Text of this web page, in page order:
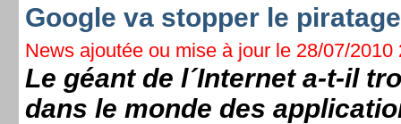
Google va stopper le
News ajoutée ou mise à jour le 28/07/2010
Le géant de l´Internet a-t-il
dans le monde des